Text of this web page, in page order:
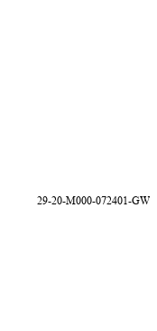
29-20-M000-072401-GW